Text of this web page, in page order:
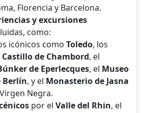
Florencia y Barcelona.
y excursiones
como:
icónicos comoToledo, los
Castillo de Chambord, el
de Eperlecques, el Museo
Berlín, y el Monasterio de Jasna
Negra.
por elValle del Rhin, el